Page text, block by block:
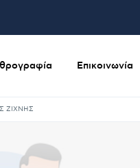
Επικοινωνία
ΖΙΧΝΗΣ